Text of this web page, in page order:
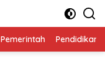
Pemerintah Pendidikan